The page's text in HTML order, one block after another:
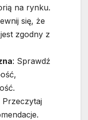
na rynku.
się, że
zgodny z
: Sprawdź
Przeczytaj